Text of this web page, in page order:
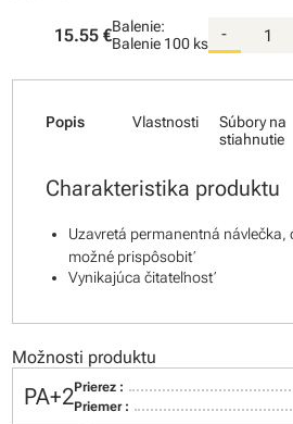
15.55 €Balenie:
Balenie 100 ks
-
Popis Vlastnosti
Súbory na
stiahnutie
Charakteristika produktu
Uzavretá permanentná návlečka,
možné prispôsobiť
Vynikajúca čitateľnosť
Možnosti produktu
PA+2Prierez :
Priemer :